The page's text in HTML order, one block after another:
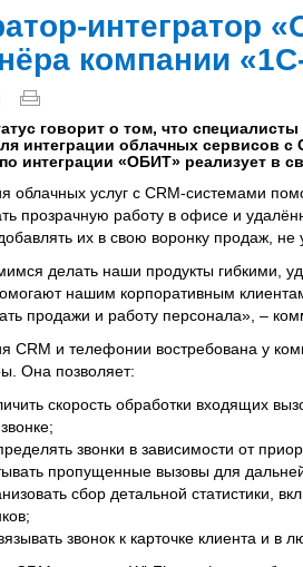
интегратор
компании
говорит о том, что
интеграции облачных сервисов с
интеграции «ОБИТ» реализует в
облачных услуг с CRM-системами
прозрачную работу в офисе и
их в свою воронку продаж, не
делать наши продукты гибкими,
нашим корпоративным
продажи и работу персонала», –
CRM и телефонии востребована у
Она позволяет:
скорость обработки входящих
звонки в зависимости от
пропущенные вызовы для
сбор детальной статистики,
звонок к карточке клиента и